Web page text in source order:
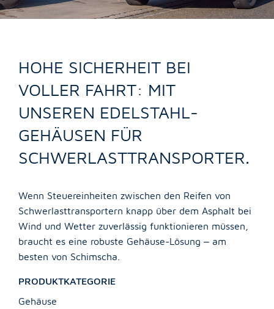
Abkanten und Umformen
Schweißen
Endmontage
Qualitäts- und Energiemanagement
Zertifikate
Unternehmen
Geschichte
Unternehmenskultur
Umweltleitlinien
Neuigkeiten
Karriere
DATENSCHUTZ
HOHE SICHERHEIT BEI
VOLLER FAHRT: MIT
UNSEREN EDELSTAHL-
GEHÄUSEN FÜR
SCHWERLASTTRANSPORTER.
Wenn Steuereinheiten zwischen den Reifen von
Schwerlasttransportern knapp über dem Asphalt bei
Wind und Wetter zuverlässig funktionieren müssen,
braucht es eine robuste Gehäuse-Lösung – am
besten von Schimscha.
PRODUKTKATEGORIE
Gehäuse